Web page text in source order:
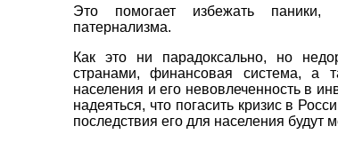
Это помогает избежать паники,
патернализма.
Как это ни парадоксально, но
странами, финансовая система, а
населения и его невовлеченность в
надеяться, что погасить кризис в
последствия его для населения будут